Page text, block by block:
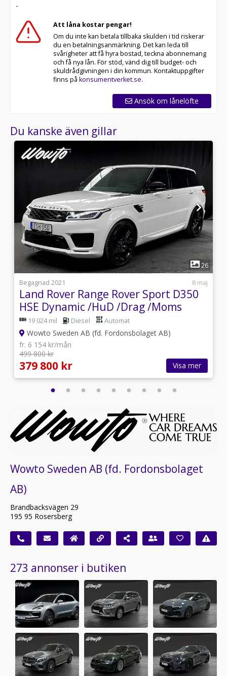
-
Att låna kostar pengar!
Om du inte kan betala tillbaka skulden i tid riskerar
du en betalningsanmärkning. Det kan leda till
svårigheter att få hyra bostad, teckna abonnemang
och få nya lån. För stöd, vänd dig till budget- och
skuldrådgivningen i din kommun. Kontaktuppgifter
finns på konsumentverket.se.
Ansök om lånelöfte
Du kanske även gillar
26
Begagnad 2021
8 maj
Land Rover Range Rover Sport D350
HSE Dynamic /HuD /Drag /Moms
19 024 mil Diesel Automat
Wowto Sweden AB (fd. Fordonsbolaget AB)
fr. 6 154 kr/mån
499 800 kr
379 800 kr Visa mer
Wowto Sweden AB (fd. Fordonsbolaget
AB)
Brandbacksvägen 29
195 95 Rosersberg
273 annonser i butiken